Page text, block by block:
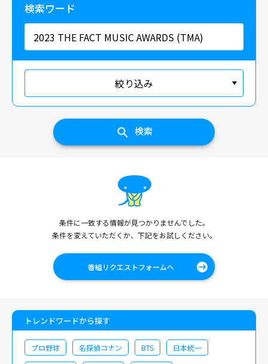
検索ワード
絞り込み
検索
条件に一致する情報が見つかりませんでした。
条件を変えていただくか、下記をお試しください。
番組リクエストフォームへ
トレンドワードから探す
プロ野球 名探偵コナン BTS 日本統一